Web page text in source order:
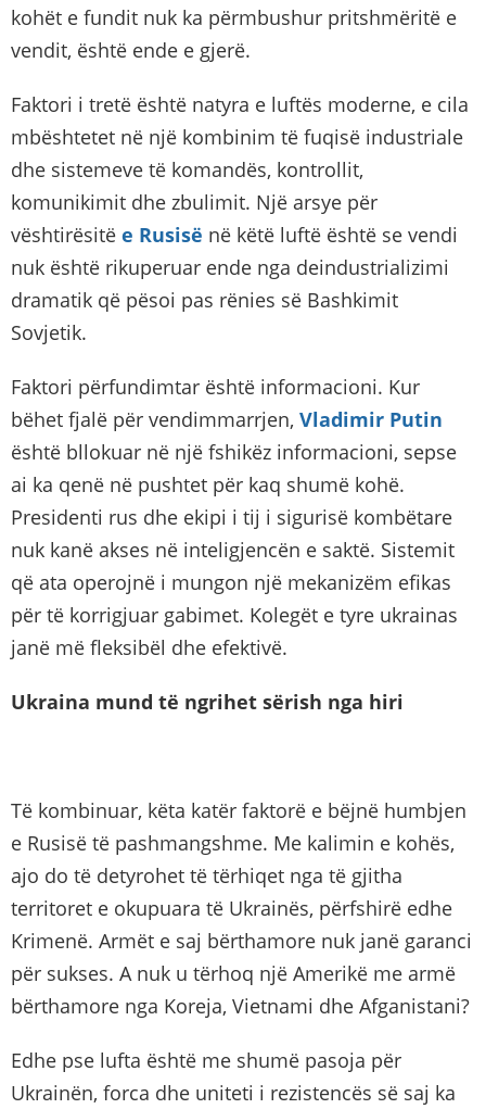
kohët e fundit nuk ka përmbushur pritshmëritë e
vendit, është ende e gjerë.
Faktori i tretë është natyra e luftës moderne, e cila
mbështetet në një kombinim të fuqisë industriale
dhe sistemeve të komandës, kontrollit,
komunikimit dhe zbulimit. Një arsye për
vështirësitë e Rusisë në këtë luftë është se vendi
nuk është rikuperuar ende nga deindustrializimi
dramatik që pësoi pas rënies së Bashkimit
Sovjetik.
Faktori përfundimtar është informacioni. Kur
bëhet fjalë për vendimmarrjen, Vladimir Putin
është bllokuar në një fshikëz informacioni, sepse
ai ka qenë në pushtet për kaq shumë kohë.
Presidenti rus dhe ekipi i tij i sigurisë kombëtare
nuk kanë akses në inteligjencën e saktë. Sistemit
që ata operojnë i mungon një mekanizëm efikas
për të korrigjuar gabimet. Kolegët e tyre ukrainas
janë më fleksibël dhe efektivë.
Ukraina mund të ngrihet sërish nga hiri
Të kombinuar, këta katër faktorë e bëjnë humbjen
e Rusisë të pashmangshme. Me kalimin e kohës,
ajo do të detyrohet të tërhiqet nga të gjitha
territoret e okupuara të Ukrainës, përfshirë edhe
Krimenë. Armët e saj bërthamore nuk janë garanci
për sukses. A nuk u tërhoq një Amerikë me armë
bërthamore nga Koreja, Vietnami dhe Afganistani?
Edhe pse lufta është me shumë pasoja për
Ukrainën, forca dhe uniteti i rezistencës së saj ka